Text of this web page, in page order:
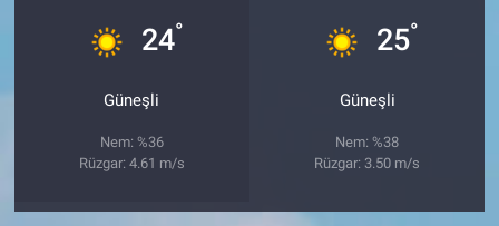
24°
Güneşli
Nem: %36
Rüzgar: 4.61 m/s
25°
Güneşli
Nem: %38
Rüzgar: 3.50 m/s